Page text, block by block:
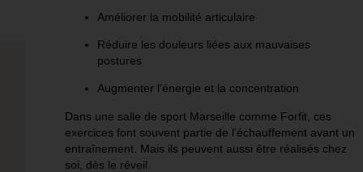
Améliorer la mobilité articulaire
Réduire les douleurs liées aux mauvaises
postures
Augmenter l’énergie et la concentration
Dans une salle de sport Marseille comme Forfit, ces
exercices font souvent partie de l’échauffement avant un
entraînement. Mais ils peuvent aussi être réalisés chez
soi, dès le réveil.